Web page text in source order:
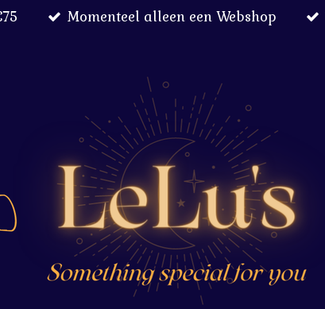
Momenteel alleen een Webshop